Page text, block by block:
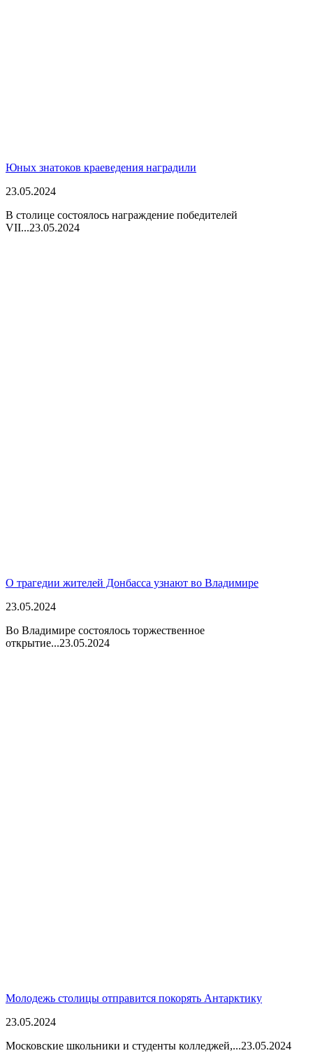
Юных знатоков краеведения наградили
23.05.2024
В столице состоялось награждение победителей
VII...23.05.2024
О трагедии жителей Донбасса узнают во Владимире
23.05.2024
Во Владимире состоялось торжественное
открытие...23.05.2024
Молодежь столицы отправится покорять Антарктику
23.05.2024
Московские школьники и студенты колледжей,...23.05.2024